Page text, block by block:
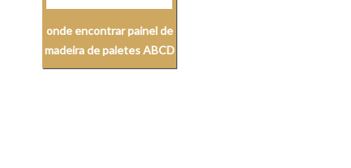
onde encontrar painel de
madeira de paletes ABCD